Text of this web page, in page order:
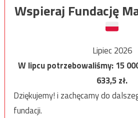
Wspieraj Fundację
Lipiec 2026
W lipcu potrzebowaliśmy:15
633,5zł.
Dziękujemy! i zachęcamy do
fundacji.